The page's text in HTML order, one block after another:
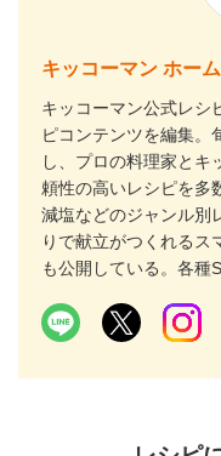
キッコーマン ホー
キッコーマン公式レシ
ピコンテンツを編集。
し、プロの料理家とキ
頼性の高いレシピを多
減塩などのジャンル別
りで献立がつくれるス
も公開している。各種